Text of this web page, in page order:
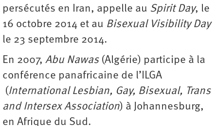
persécutés en Iran, appelle au Spirit Day, le
16 octobre 2014 et au Bisexual Visibility Day
le 23 septembre 2014.
En 2007, Abu Nawas(Algérie) participe à la
conférence panafricaine de l’ILGA
(International Lesbian, Gay, Bisexual, Trans
and Intersex Association) à Johannesburg,
en Afrique du Sud.